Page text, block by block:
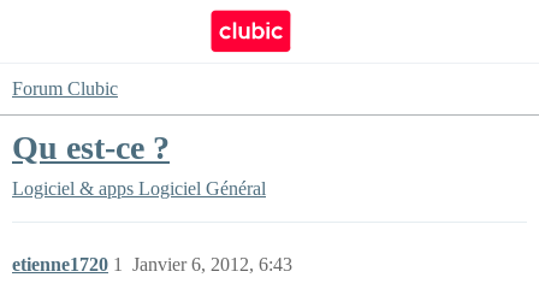
Forum Clubic
Qu est-ce ?
Logiciel & apps Logiciel Général
etienne1720 Janvier 6, 2012, 6:43
1